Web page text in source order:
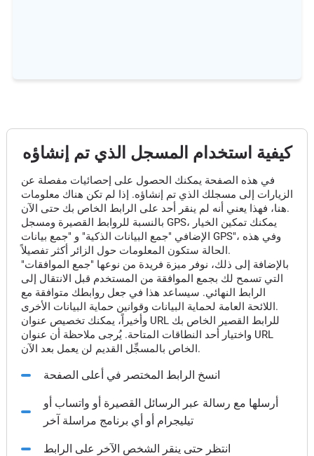
كيفية استخدام المسجل الذي تم إنشاؤه
في هذه الصفحة يمكنك الحصول على إحصائيات مفصلة عن
الزيارات إلى مسجلك الذي تم إنشاؤه. إذا لم تكن هناك معلومات
هنا، فهذا يعني أنه لم ينقر أحد على الرابط الخاص بك حتى الآن.
بالنسبة للروابط القصيرة ومسجل GPS، يمكنك تمكين الخيار
الإضافي "جمع البيانات الذكية" و "جمع بيانات GPS"، وفي هذه
الحالة ستكون المعلومات حول الزائر أكثر تفصيلاً.
بالإضافة إلى ذلك، نوفر ميزة فريدة من نوعها "جمع الموافقات"
التي تسمح لك بجمع الموافقة من المستخدم قبل الانتقال إلى
الرابط النهائي. سيساعد هذا في جعل روابطك متوافقة مع
اللائحة العامة لحماية البيانات وقوانين حماية البيانات الأخرى.
وأخيراً، يمكنك تخصيص عنوان URL للرابط القصير الخاص بك
واختيار أحد النطاقات المتاحة. يُرجى ملاحظة أن عنوان URL
الخاص بالمسجِّل القديم لن يعمل بعد الآن.
انسخ الرابط المختصر في أعلى الصفحة
أرسلها مع رسالة عبر الرسائل القصيرة أو واتساب أو
تيليجرام أو أي برنامج مراسلة آخر
انتظر حتى ينقر الشخص الآخر على الرابط